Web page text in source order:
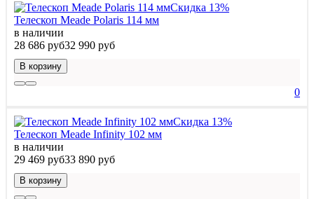
Скидка 13%
Телескоп Meade Polaris 114 мм
в наличии
28 686 руб32 990 руб
В корзину
0
Скидка 13%
Телескоп Meade Infinity 102 мм
в наличии
29 469 руб33 890 руб
В корзину